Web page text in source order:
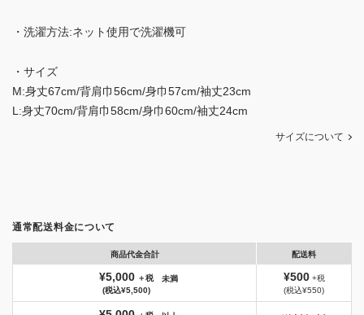
・洗濯方法:ネット使用で洗濯機可
・サイズ
M:身丈67cm/背肩巾56cm/身巾57cm/袖丈23cm
L:身丈70cm/背肩巾58cm/身巾60cm/袖丈24cm
サイズについて
通常配送料金について
商品代金合計 配送料
¥5,000 ＋税
(税込¥5,500)
未満 ¥500+税
(税込¥550)